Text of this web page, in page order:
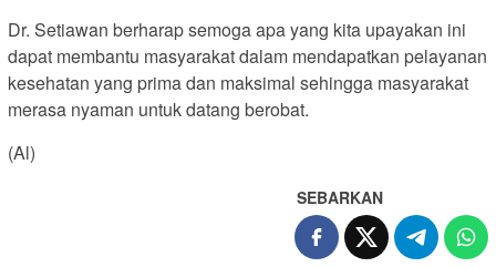
Dr. Setiawan berharap semoga apa yang kita upayakan ini
dapat membantu masyarakat dalam mendapatkan pelayanan
kesehatan yang prima dan maksimal sehingga masyarakat
merasa nyaman untuk datang berobat.
(Al)
SEBARKAN